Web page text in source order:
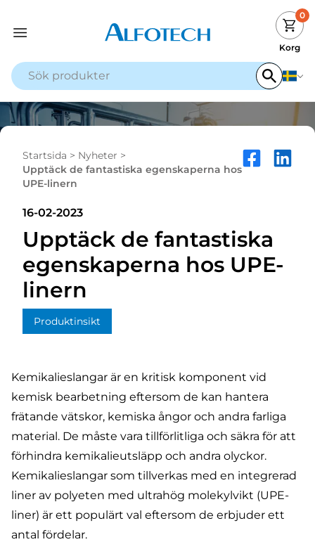
0
Korg
Startsida > Nyheter >
Upptäck de fantastiska egenskaperna hos
UPE-linern
16-02-2023
Upptäck de fantastiska
egenskaperna hos UPE-
linern
Produktinsikt
Kemikalieslangar är en kritisk komponent vid
kemisk bearbetning eftersom de kan hantera
frätande vätskor, kemiska ångor och andra farliga
material. De måste vara tillförlitliga och säkra för att
förhindra kemikalieutsläpp och andra olyckor.
Kemikalieslangar som tillverkas med en integrerad
liner av polyeten med ultrahög molekylvikt (UPE-
liner) är ett populärt val eftersom de erbjuder ett
antal fördelar.